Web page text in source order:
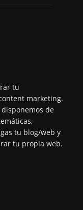
tu
marketing.
de
tu blog/web y
tu propia web.